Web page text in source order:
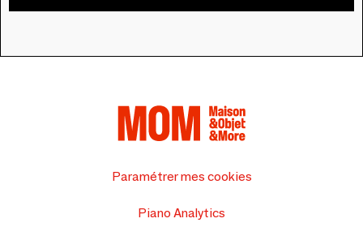
Paramétrer mes cookies
Piano Analytics